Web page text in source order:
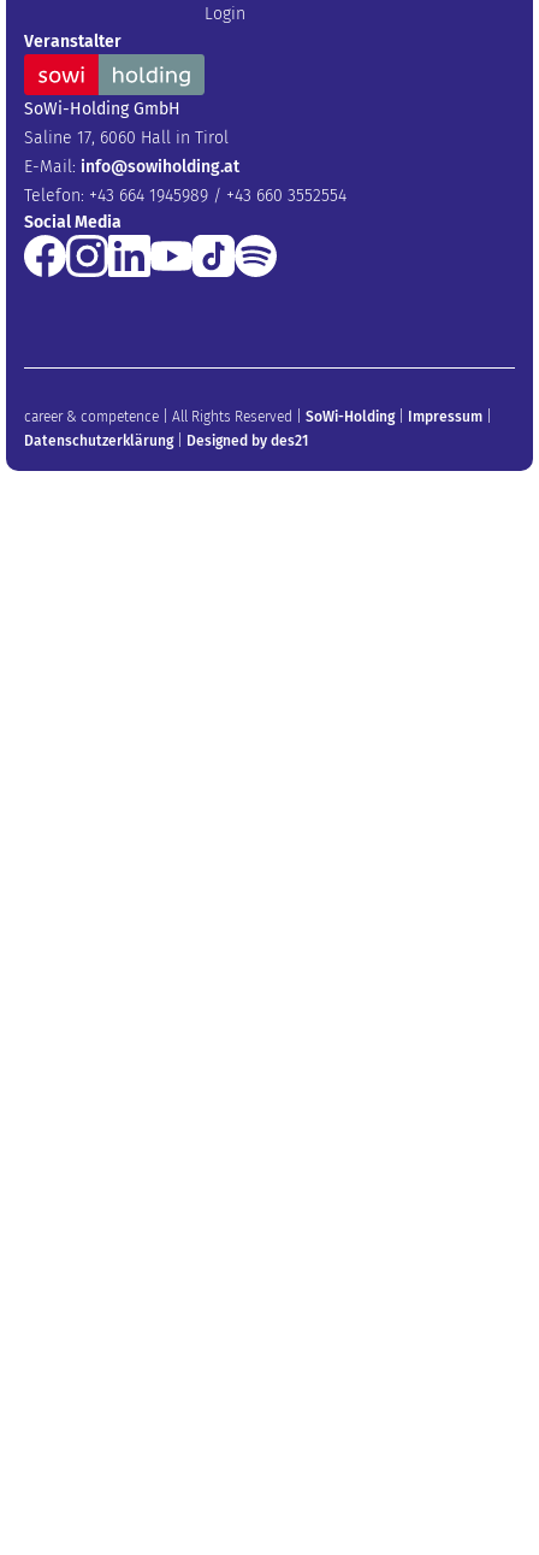
Login
Veranstalter
SoWi-Holding GmbH
Saline 17, 6060 Hall in Tirol
E-Mail: info@sowiholding.at
Telefon: +43 664 1945989 / +43 660 3552554
Social Media
career & competence | All Rights Reserved | SoWi-Holding| Impressum
Datenschutzerklärung| Designed by des21